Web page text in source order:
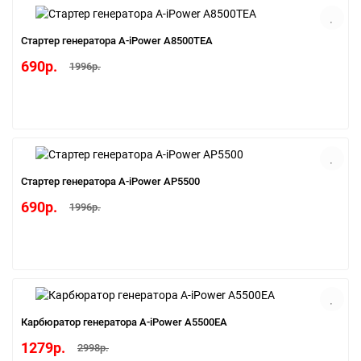
Cтартер генератора A-iPower A8500ТEA
690р. 1996р.
Cтартер генератора A-iPower AР5500
690р. 1996р.
Карбюратор генератора A-iPower A5500EA
1279р. 2998р.